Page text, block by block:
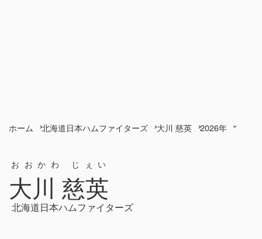
ホーム 北海道日本ハムファイターズ 大川 慈英 2026年
大川 慈英
おおかわ じぇい
北海道日本ハムファイターズ